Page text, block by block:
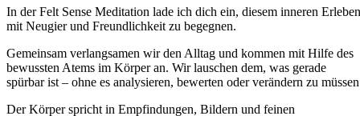
In der Felt Sense Meditation lade ich dich ein, diesem inneren Erleben
mit Neugier und Freundlichkeit zu begegnen.
Gemeinsam verlangsamen wir den Alltag und kommen mit Hilfe des
bewussten Atems im Körper an. Wir lauschen dem, was gerade
spürbar ist – ohne es analysieren, bewerten oder verändern zu
Der Körper spricht in Empfindungen, Bildern und feinen